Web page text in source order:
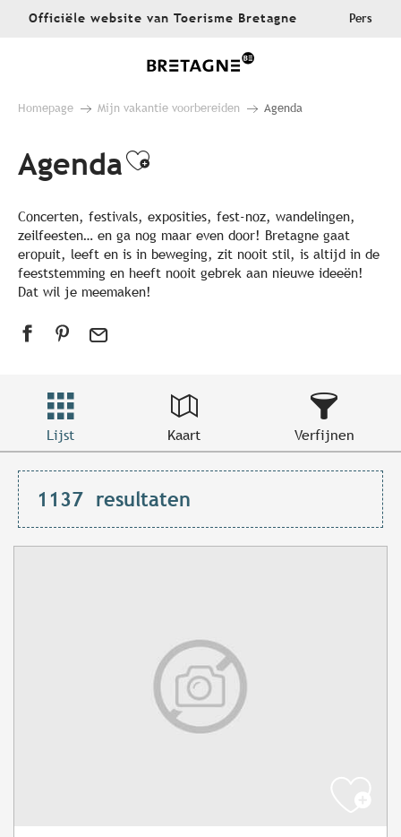
AllerOfficiële website van Toerisme Bretagne Pers
Homepage Mijn vakantie voorbereiden Agenda
AgendaAjouter aux favoris
Concerten, festivals, exposities, fest-noz, wandelingen,
zeilfeesten… en ga nog maar even door! Bretagne gaat
eropuit, leeft en is in beweging, zit nooit stil, is altijd in de
feeststemming en heeft nooit gebrek aan nieuwe ideeën!
Dat wil je meemaken!
Lijst Kaart Verfijnen
1137 resultaten